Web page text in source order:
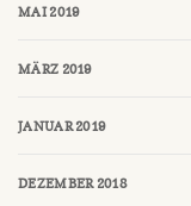
MAI 2019
MÄRZ 2019
JANUAR 2019
DEZEMBER 2018